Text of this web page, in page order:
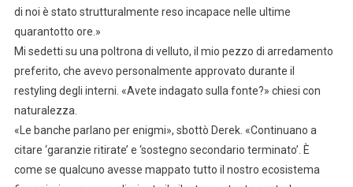
di noi è stato strutturalmente reso incapace nelle ultime
quarantotto ore.»
Mi sedetti su una poltrona di velluto, il mio pezzo di arredamento
preferito, che avevo personalmente approvato durante il
restyling degli interni. «Avete indagato sulla fonte?» chiesi con
naturalezza.
«Le banche parlano per enigmi», sbottò Derek. «Continuano a
citare ‘garanzie ritirate’ e ‘sostegno secondario terminato’. È
come se qualcuno avesse mappato tutto il nostro ecosistema